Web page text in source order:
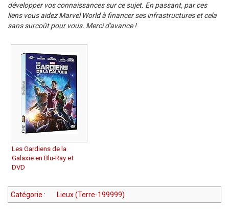
développer vos connaissances sur ce sujet. En passant, par ces
liens vous aidez Marvel World à financer ses infrastructures et cela
sans surcoût pour vous. Merci d'avance !
Les Gardiens de la
Galaxie en Blu-Ray et
DVD
Catégorie : Lieux (Terre-199999)